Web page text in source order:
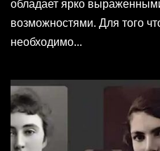
обладает ярко
возможностями. Для того
необходимо...